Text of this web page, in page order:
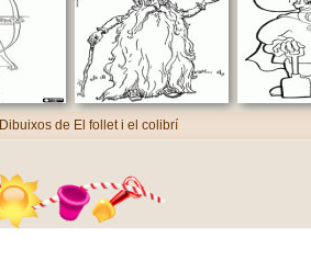
Dibuixos de El follet i el colibrí